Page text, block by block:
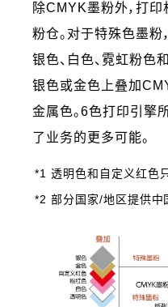
除CMYK墨粉外，打
粉仓。对于特殊色墨粉
银色、白色、霓虹粉色
银色或金色上叠加
金属色。6色打印引擎
了业务的更多可能。
*1 透明色和自定义红色
*2 部分国家/地区提供中